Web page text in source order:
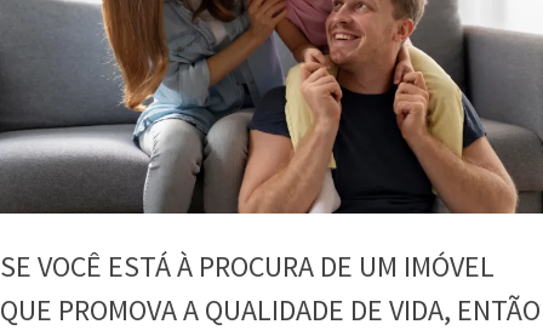
SE VOCÊ ESTÁ À PROCURA DE UM IMÓVEL
QUE PROMOVA A QUALIDADE DE VIDA, ENTÃO